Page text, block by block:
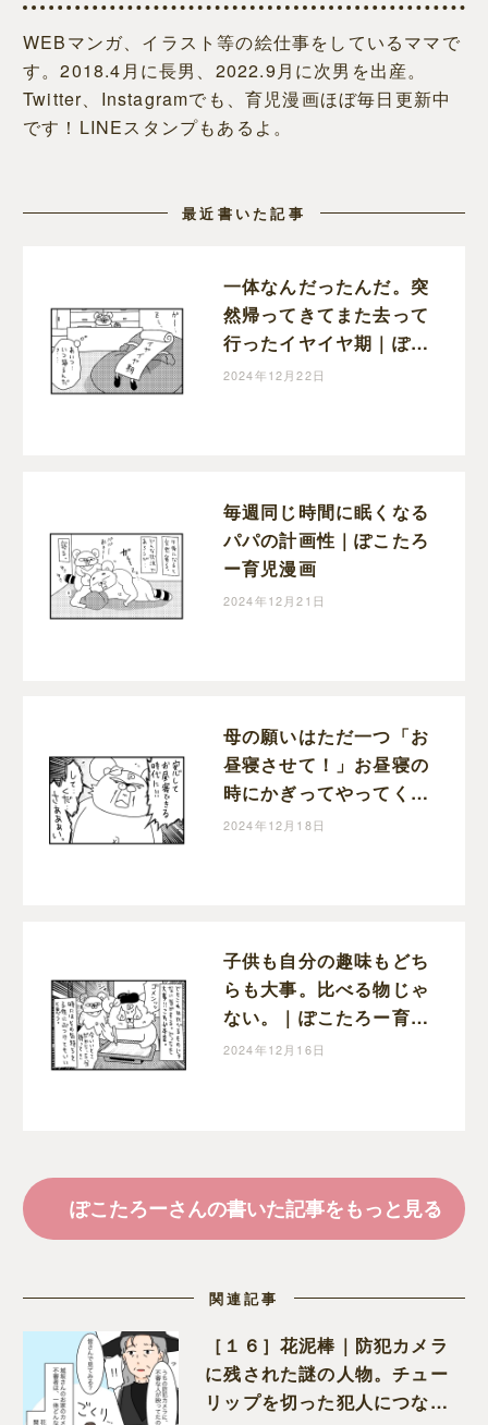
WEBマンガ、イラスト等の絵仕事をしているママで
す。2018.4月に長男、2022.9月に次男を出産。
Twitter、Instagramでも、育児漫画ほぼ毎日更新中
です！LINEスタンプもあるよ。
最近書いた記事
一体なんだったんだ。突
然帰ってきてまた去って
行ったイヤイヤ期｜ぽこ
たろー育児漫画
2024年12月22日
毎週同じ時間に眠くなる
パパの計画性｜ぽこたろ
ー育児漫画
2024年12月21日
母の願いはただ一つ「お
昼寝させて！」お昼寝の
時にかぎってやってくる
宣伝車｜ぽこたろー育児
2024年12月18日
子供も自分の趣味もどち
らも大事。比べる物じゃ
ない。｜ぽこたろー育児
漫画
2024年12月16日
ぽこたろーさんの書いた記事をもっと見る
関連記事
［１６］花泥棒｜防犯カメラ
に残された謎の人物。チュー
リップを切った犯人につなが